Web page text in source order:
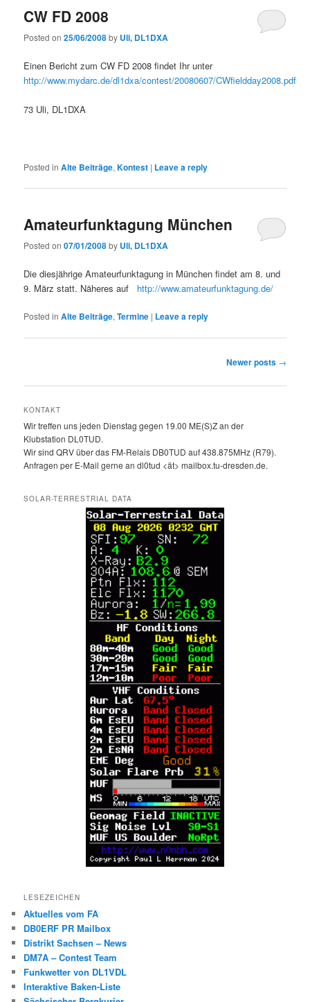
CW FD 2008
Posted on25/06/2008by Uli, DL1DXA
Einen Bericht zum CW FD 2008 findet Ihr unter
http://www.mydarc.de/dl1dxa/contest/20080607/CWfieldday2008.pdf
73 Uli, DL1DXA
Posted in Alte Beiträge,Kontest | Leave a reply
Amateurfunktagung München
Posted on07/01/2008by Uli, DL1DXA
Die diesjährige Amateurfunktagung in München findet am 8. und
9. März statt. Näheres auf http://www.amateurfunktagung.de/
Posted in Alte Beiträge,Termine | Leave a reply
Newer posts →
KONTAKT
Wir treffen uns jeden Dienstag gegen 19.00 ME(S)Z an der
Klubstation DL0TUD.
Wir sind QRV über das FM-Relais DB0TUD auf 438.875MHz (R79).
Anfragen per E-Mail gerne an dl0tud <ät> mailbox.tu-dresden.de.
SOLAR-TERRESTRIAL DATA
LESEZEICHEN
Aktuelles vom FA
DB0ERF PR Mailbox
Distrikt Sachsen – News
DM7A – Contest Team
Funkwetter von DL1VDL
Interaktive Baken-Liste